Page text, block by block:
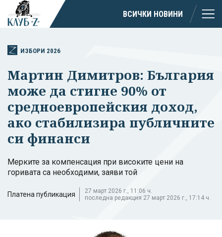
ВСИЧКИ НОВИНИ
ИЗБОРИ 2026
Мартин Димитров: България
може да стигне 90% от
средноевропейския доход,
ако стабилизира публичните
си финанси
Мерките за компенсация при високите цени на
горивата са необходими, заяви той
Платена публикация
27 март 2026 г., 11:06 ч.
последна редакция 27 март 2026 г., 17:14 ч.